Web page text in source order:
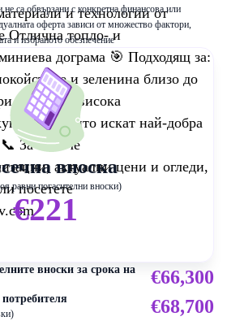
и технологии от
Отлична топло- и
дограма 🎯 Подходящ за:
и зеленина близо до
търсещи висока
които искат най-добра
За повече
актуални цени и огледи,
посетете
не са обвързани с конкретна финансова или
оферта зависи от множество фактори,
и избраното обезпечение
вноска
равни погасителни вноски)
€221
вноски за срока на
€66,300
€68,700